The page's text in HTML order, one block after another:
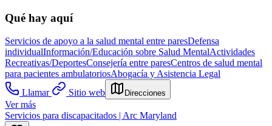
Qué hay aquí
Servicios de apoyo a la salud mental entre paresDefensa
individualInformación/Educación sobre Salud MentalActividades
Recreativas/DeportesConsejería entre paresCentros de salud mental
para pacientes ambulatoriosAbogacía y Asistencia Legal
Llamar
Sitio web Direcciones
Ver más
Servicios para discapacitados | Arc Maryland